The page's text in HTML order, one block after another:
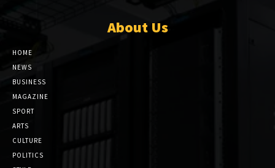
About Us
HOME
NEWS
BUSINESS
MAGAZINE
SPORT
ARTS
CULTURE
POLITICS